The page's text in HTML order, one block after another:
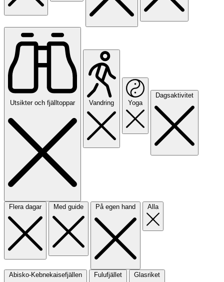
Utsikter och fjälltoppar Vandring Yoga
Dagsaktivitet
Flera dagar Med guide På egen hand Alla
Abisko-Kebnekaisefjällen Fulufjället Glasriket